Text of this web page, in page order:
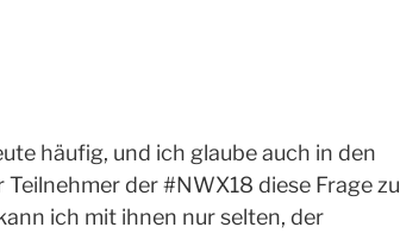
häufig, und ich glaube auch in den
der #NWX18 diese Frage zu
ich mit ihnen nur selten, der